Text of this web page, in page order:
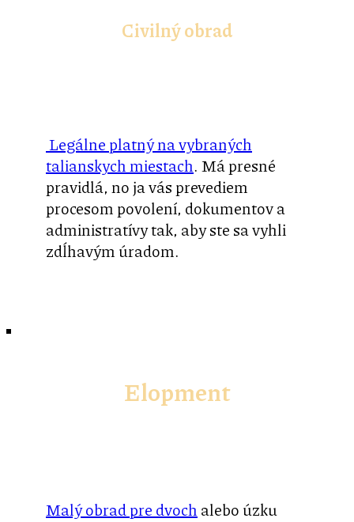
Civilný obrad
Legálne platný na vybraných
talianskych miestach. Má presné
pravidlá, no ja vás prevediem
procesom povolení, dokumentov a
administratívy tak, aby ste sa vyhli
zdĺhavým úradom.
Elopment
Malý obrad pre dvoch alebo úzku